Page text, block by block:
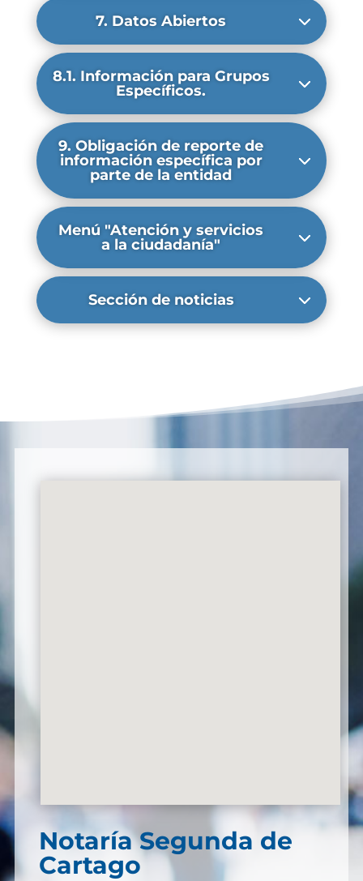
7. Datos Abiertos
8.1. Información para Grupos
Específicos.
9. Obligación de reporte de
información específica por
parte de la entidad
Menú "Atención y servicios
a la ciudadanía"
Sección de noticias
Notaría Segunda de
Cartago